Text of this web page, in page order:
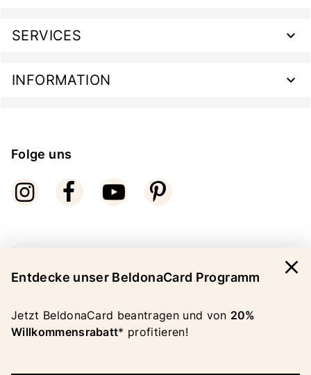
SERVICES
INFORMATION
Folge uns
Bezahlarten
Entdecke unser BeldonaCard Programm
Jetzt BeldonaCard beantragen und von 20%
Willkommensrabatt* profitieren!
close